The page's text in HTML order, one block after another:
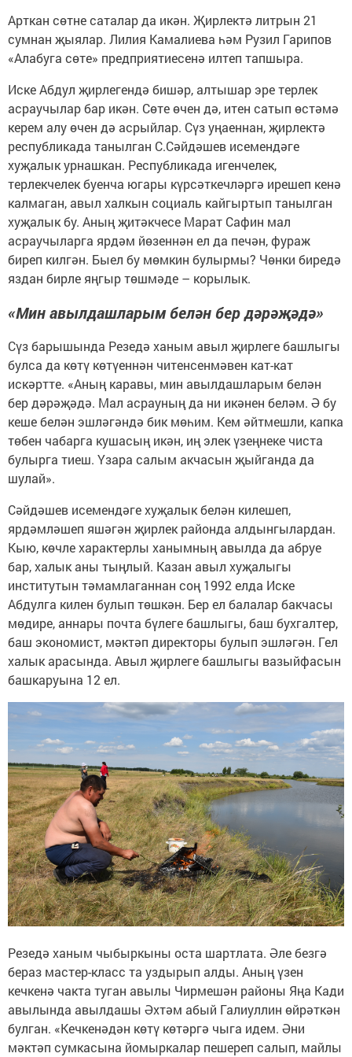
Арткан сөтне саталар да икән. Җирлектә литрын 21
сумнан җыялар. Лилия Камалиева һәм Рузил Гарипов
«Алабуга сөте» предприятиесенә илтеп тапшыра.
Иске Абдул җирлегендә бишәр, алтышар эре терлек
асраучылар бар икән. Сөте өчен дә, итен сатып өстәмә
керем алу өчен дә асрыйлар. Сүз уңаеннан, җирлектә
республикада танылган С.Сәйдәшев исемендәге
хуҗалык урнашкан. Республикада игенчелек,
терлекчелек буенча югары күрсәткечләргә ирешеп кенә
калмаган, авыл халкын социаль кайгыртып танылган
хуҗалык бу. Аның җитәкчесе Марат Сафин мал
асраучыларга ярдәм йөзеннән ел да печән, фураж
биреп килгән. Быел бу мөмкин булырмы? Чөнки биредә
яздан бирле яңгыр төшмәде – корылык.
«Мин авылдашларым белән бер дәрәҗәдә»
Сүз барышында Резедә ханым авыл җирлеге башлыгы
булса да көтү көтүеннән читенсенмәвен кат-кат
искәртте. «Аның каравы, мин авылдашларым белән
бер дәрәҗәдә. Мал асрауның да ни икәнен беләм. Ә бу
кеше белән эшләгәндә бик мөһим. Кем әйтмешли, капка
төбен чабарга кушасың икән, иң элек үзеңнеке чиста
булырга тиеш. Үзара салым акчасын җыйганда да
шулай».
Сәйдәшев исемендәге хуҗалык белән килешеп,
ярдәмләшеп яшәгән җирлек районда алдынгылардан.
Кыю, көчле характерлы ханымның авылда да абруе
бар, халык аны тыңлый. Казан авыл хуҗалыгы
институтын тәмамлаганнан соң 1992 елда Иске
Абдулга килен булып төшкән. Бер ел балалар бакчасы
мөдире, аннары почта бүлеге башлыгы, баш бухгалтер,
баш экономист, мәктәп директоры булып эшләгән. Гел
халык арасында. Авыл җирлеге башлыгы вазыйфасын
башкаруына 12 ел.
Резедә ханым чыбыркыны оста шартлата. Әле безгә
бераз мастер-класс та уздырып алды. Аның үзен
кечкенә чакта туган авылы Чирмешән районы Яңа Кади
авылында авылдашы Әхтәм абый Галиуллин өйрәткән
булган. «Кечкенәдән көтү көтәргә чыга идем. Әни
мәктәп сумкасына йомыркалар пешереп салып, майлы